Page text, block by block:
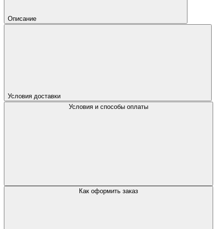
Описание
Условия доставки
Условия и способы оплаты
Как оформить заказ